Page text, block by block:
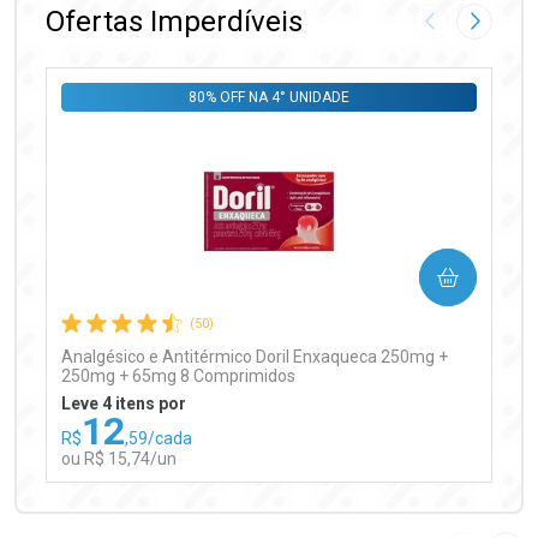
Ofertas Imperdíveis Imagem
(50)
Analgésico e Antitérmico Doril Enxaqueca 250mg +
250mg + 65mg 8 Comprimidos
80% OFF NA 4° UNIDADE
Leve 4 itens por
R$12,59/cada
ou R$ 15,74/un
COMPRAR